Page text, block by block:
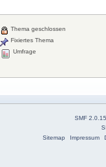
Thema geschlossen
Fixiertes Thema
Umfrage
SMF 2.0.15
Sitemap
Impressum